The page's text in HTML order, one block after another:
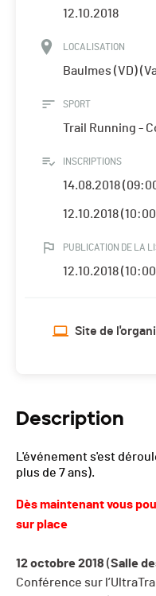
12.10.2018
LOCALISATION
Baulmes (VD)
SPORT
Trail Running -
INSCRIPTIONS
14.08.2018
12.10.2018
PUBLICATION DE LA
12.10.2018
Site de
Description
L'événement s'est
plus de 7 ans).
Dès maintenant vous
sur place
12 octobre 2018 (Salle
Conférence sur